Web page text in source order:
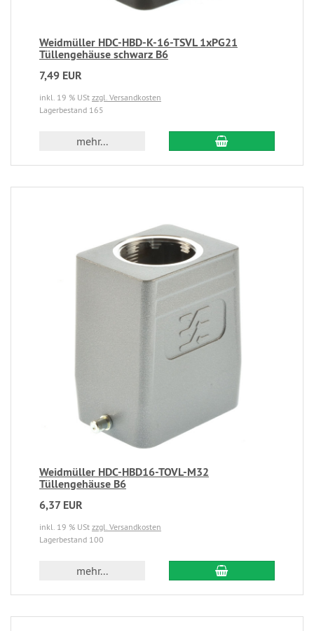
Weidmüller HDC-HBD-K-16-TSVL 1xPG21
Tüllengehäuse schwarz B6
7,49 EUR
inkl. 19 % USt zzgl. Versandkosten
Lagerbestand 165
mehr...
Weidmüller HDC-HBD16-TOVL-M32
Tüllengehäuse B6
6,37 EUR
inkl. 19 % USt zzgl. Versandkosten
Lagerbestand 100
mehr...